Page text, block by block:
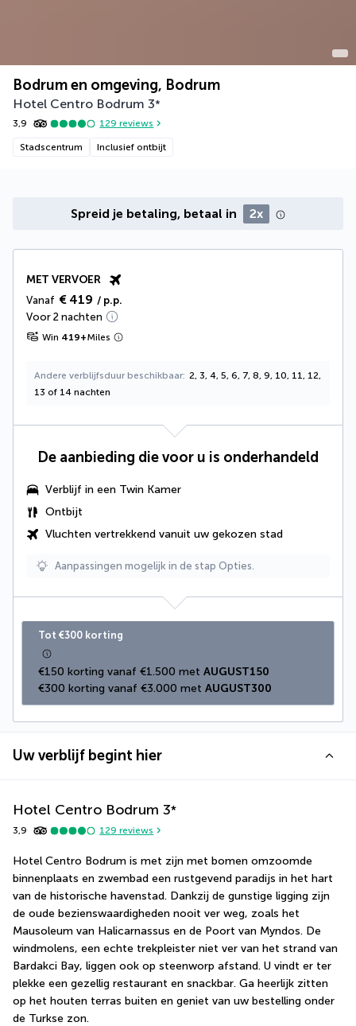
Bodrum en omgeving, Bodrum
Hotel Centro Bodrum 3*
3,9 129 reviews
Stadscentrum Inclusief ontbijt
Spreid je betaling, betaal in 2x
MET VERVOER
Vanaf € 419 / p.p.
Voor 2 nachten
Win 419+Miles
Andere verblijfsduur beschikbaar
2, 3, 4, 5, 6, 7, 8, 9, 10, 11, 12,
13 of 14 nachten
De aanbieding die voor u is onderhandeld
Verblijf in een Twin Kamer
Ontbijt
Vluchten vertrekkend vanuit uw gekozen stad
Aanpassingen mogelijk in de stap Opties.
Tot €300 korting
€150 korting vanaf €1.500 met AUGUST150
€300 korting vanaf €3.000 met AUGUST300
Uw verblijf begint hier
Hotel Centro Bodrum 3*
3,9 129 reviews
Hotel Centro Bodrum is met zijn met bomen omzoomde
binnenplaats en zwembad een rustgevend paradijs in het hart
van de historische havenstad. Dankzij de gunstige ligging zijn
de oude bezienswaardigheden nooit ver weg, zoals het
Mausoleum van Halicarnassus en de Poort van Myndos. De
windmolens, een echte trekpleister niet ver van het strand van
Bardakci Bay, liggen ook op steenworp afstand. U vindt er ter
plekke een gezellig restaurant en snackbar. Ga heerlijk zitten
op het houten terras buiten en geniet van uw bestelling onder
de Turkse zon.